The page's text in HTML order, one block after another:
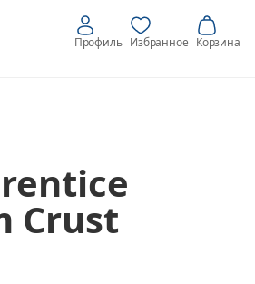
Профиль Избранное Корзина
Crust